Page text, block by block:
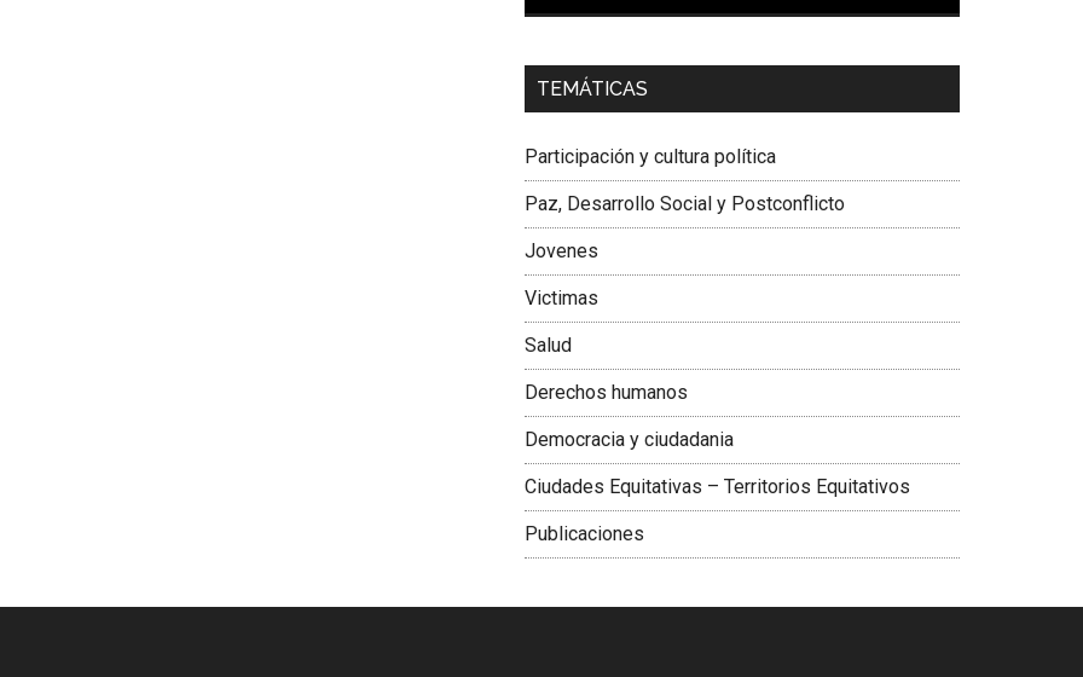
Dra. Carolina Corcho Mejía,
Latinoamericana Sur, Vicepresidenta Federación
TEMÁTICAS
Participación y cultura política
Paz, Desarrollo Social y Postconflicto
Jovenes
Victimas
Salud
Derechos humanos
Democracia y ciudadania
Ciudades Equitativas – Territorios Equitativos
Publicaciones